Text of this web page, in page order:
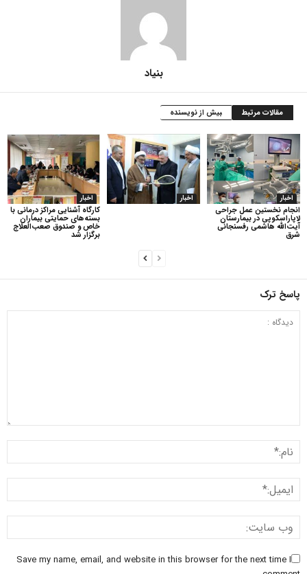
بنیاد
مقالات مرتبط بیش از نویسنده
اخبار
کارگاه آشنایی مراکز درمانی با
بسته‌های حمایتی بیماران
خاص و صندوق صعب‌العلاج
برگزار شد
اخبار اخبار
انجام نخستین عمل جراحی
لاپاراسکوپی در بیمارستان
آیت‌الله هاشمی رفسنجانی
شرق
پاسخ ترک
Save my name, email, and website in this browser for the next time I